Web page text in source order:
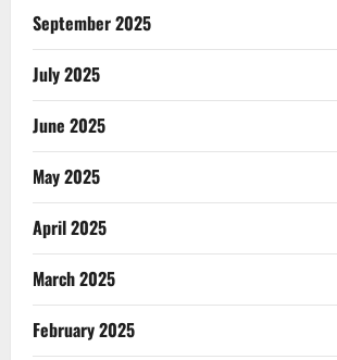
September 2025
July 2025
June 2025
May 2025
April 2025
March 2025
February 2025